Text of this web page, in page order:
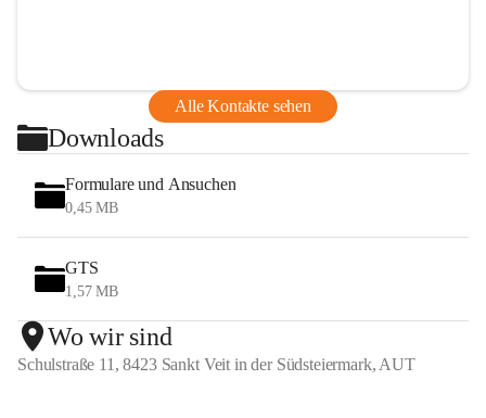
Alle Kontakte sehen
Downloads
Formulare und Ansuchen
0,45 MB
GTS
1,57 MB
Wo wir sind
Schulstraße 11, 8423 Sankt Veit in der Südsteiermark, AUT